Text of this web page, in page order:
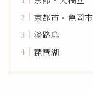
京都市・亀岡市
淡路島
琵琶湖